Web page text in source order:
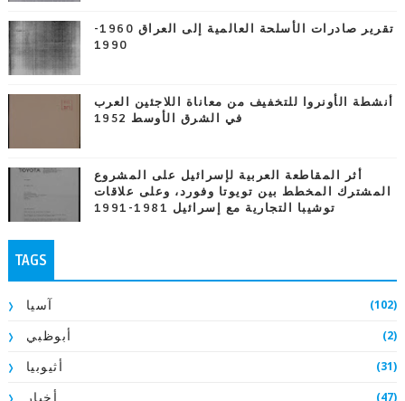
تقرير صادرات الأسلحة العالمية إلى العراق 1960-
1990
أنشطة الأونروا للتخفيف من معاناة اللاجئين العرب
في الشرق الأوسط 1952
أثر المقاطعة العربية لإسرائيل على المشروع
المشترك المخطط بين تويوتا وفورد، وعلى علاقات
توشيبا التجارية مع إسرائيل 1981-1991
TAGS
آسيا (102)
أبوظبي (2)
أثيوبيا (31)
(47)